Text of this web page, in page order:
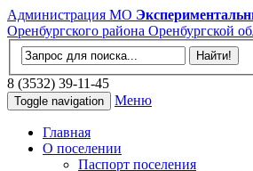
Администрация МО
Оренбургского района Оренбургской
8 (3532) 39-11-45
Toggle navigation Меню
Главная
О поселении
Паспорт поселения